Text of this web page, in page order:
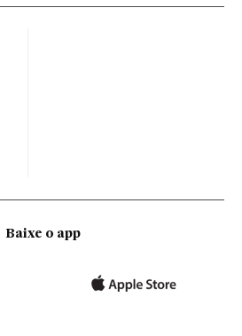
Baixe o app